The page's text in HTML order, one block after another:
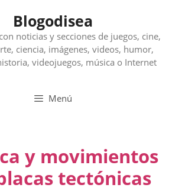
Blogodisea
noticias y secciones de juegos, cine,
ciencia, imágenes, videos, humor,
videojuegos, música o Internet
Menú
y movimientos
tectónicas